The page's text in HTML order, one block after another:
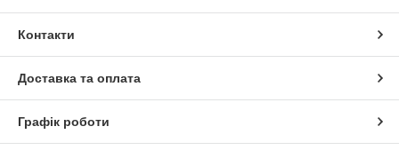
Контакти
Доставка та оплата
Графік роботи